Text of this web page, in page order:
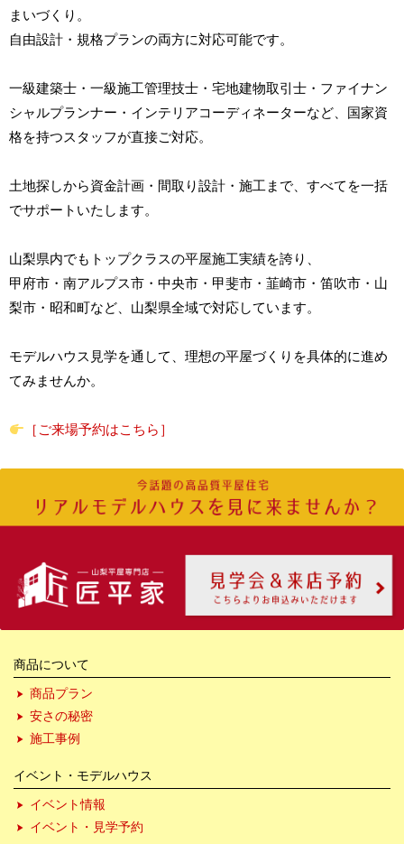
まいづくり。
自由設計・規格プランの両方に対応可能です。
一級建築士・一級施工管理技士・宅地建物取引士・ファイナン
シャルプランナー・インテリアコーディネーターなど、国家資
格を持つスタッフが直接ご対応。
土地探しから資金計画・間取り設計・施工まで、すべてを一括
でサポートいたします。
山梨県内でもトップクラスの平屋施工実績を誇り、
甲府市・南アルプス市・中央市・甲斐市・韮崎市・笛吹市・山
梨市・昭和町など、山梨県全域で対応しています。
モデルハウス見学を通して、理想の平屋づくりを具体的に進め
てみませんか。
［ご来場予約はこちら］
商品について
商品プラン
安さの秘密
施工事例
イベント・モデルハウス
イベント情報
イベント・見学予約